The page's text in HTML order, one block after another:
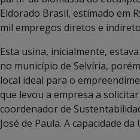
Eldorado Brasil, estimado em
mil empregos diretos e
Esta usina, inicialmente,
no município de Selvíria,
local ideal para o
que levou a empresa a
coordenador de
José de Paula. A capacidade